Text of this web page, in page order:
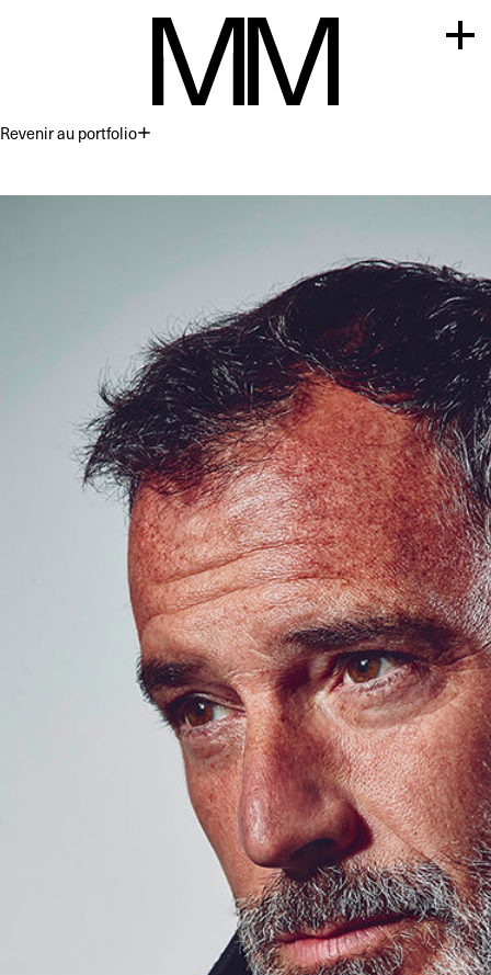
Revenir au portfolioPremium
Alistair Hallam
101 cm Taille86 cm Pantalon44
Poivre & Sel YeuxNoisettes
Télécharger le pdf